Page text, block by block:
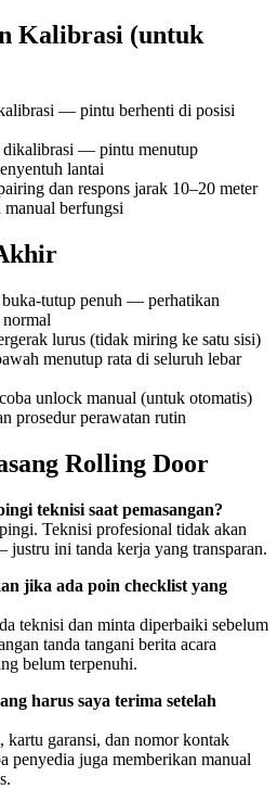
Kalibrasi (untuk
— pintu berhenti di posisi
— pintu menutup
lantai
dan respons jarak 10–20 meter
berfungsi
tutup penuh — perhatikan
normal
lurus (tidak miring ke satu sisi)
menutup rata di seluruh lebar
unlock manual (untuk otomatis)
prosedur perawatan rutin
Rolling Door
teknisi saat pemasangan?
Teknisi profesional tidak akan
justru ini tanda kerja yang transparan.
jika ada poin checklist yang
teknisi dan minta diperbaiki sebelum
tanda tangani berita acara
belum terpenuhi.
harus saya terima setelah
garansi, dan nomor kontak
penyedia juga memberikan manual